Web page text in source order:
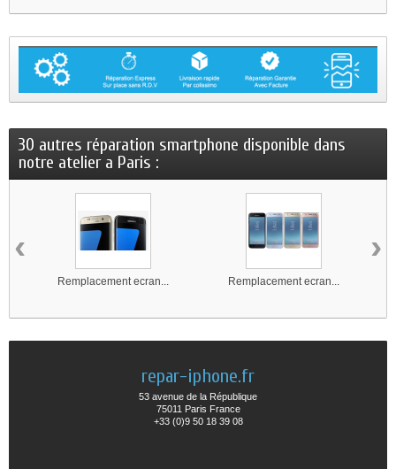
30 autres réparation smartphone disponible dans
notre atelier a Paris :
Remplacement ecran... Remplacement ecran...
‹ ›
repar-iphone.fr
53 avenue de la République
75011 Paris France
+33 (0)9 50 18 39 08